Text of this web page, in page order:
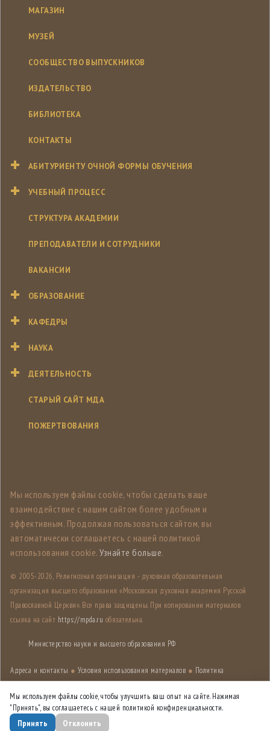
МАГАЗИН
МУЗЕЙ
СООБЩЕСТВО ВЫПУСКНИКОВ
ИЗДАТЕЛЬСТВО
БИБЛИОТЕКА
КОНТАКТЫ
АБИТУРИЕНТУ ОЧНОЙ ФОРМЫ ОБУЧЕНИЯ
УЧЕБНЫЙ ПРОЦЕСС
СТРУКТУРА АКАДЕМИИ
ПРЕПОДАВАТЕЛИ И СОТРУДНИКИ
ВАКАНСИИ
ОБРАЗОВАНИЕ
КАФЕДРЫ
НАУКА
ДЕЯТЕЛЬНОСТЬ
СТАРЫЙ САЙТ МДА
ПОЖЕРТВОВАНИЯ
Мы используем файлы cookie, чтобы сделать ваше
взаимодействие с нашим сайтом более удобным и
эффективным. Продолжая пользоваться сайтом, вы
автоматически соглашаетесь с нашей политикой
использования cookie. Узнайте больше.
© 2005-2026, Религиозная организация - духовная образовательная
организация высшего образования «Московская духовная академия Русской
Православной Церкви». Все права защищены. При копировании материалов
ссылка на сайт https://mpda.ru обязательна.
Министерство науки и высшего образования РФ
Адреса и контакты ● Условия использования материалов ● Политика
конфиденциальности●Карта сайта
Дизайн разработанЛабораторией дизайна НИУ ВШЭ
Мы используем файлы cookie, чтобы улучшить ваш опыт на сайте. Нажимая
"Принять", вы соглашаетесь с нашей политикой конфиденциальности.
Принять Отклонить